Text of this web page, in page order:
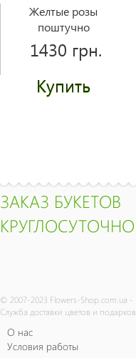
Желтые розы
поштучно
1430 грн.
Купить
Купить
1940 грн.
Купить
ЗАКАЗ БУКЕТОВ
КРУГЛОСУТОЧНО
© 2007-2023 Flowers-Shop.com.ua -
Служба доставки цветов и подарков
О нас
Условия работы